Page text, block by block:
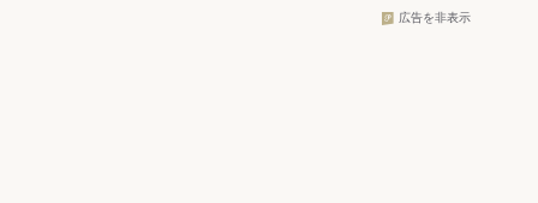
広告を非表示